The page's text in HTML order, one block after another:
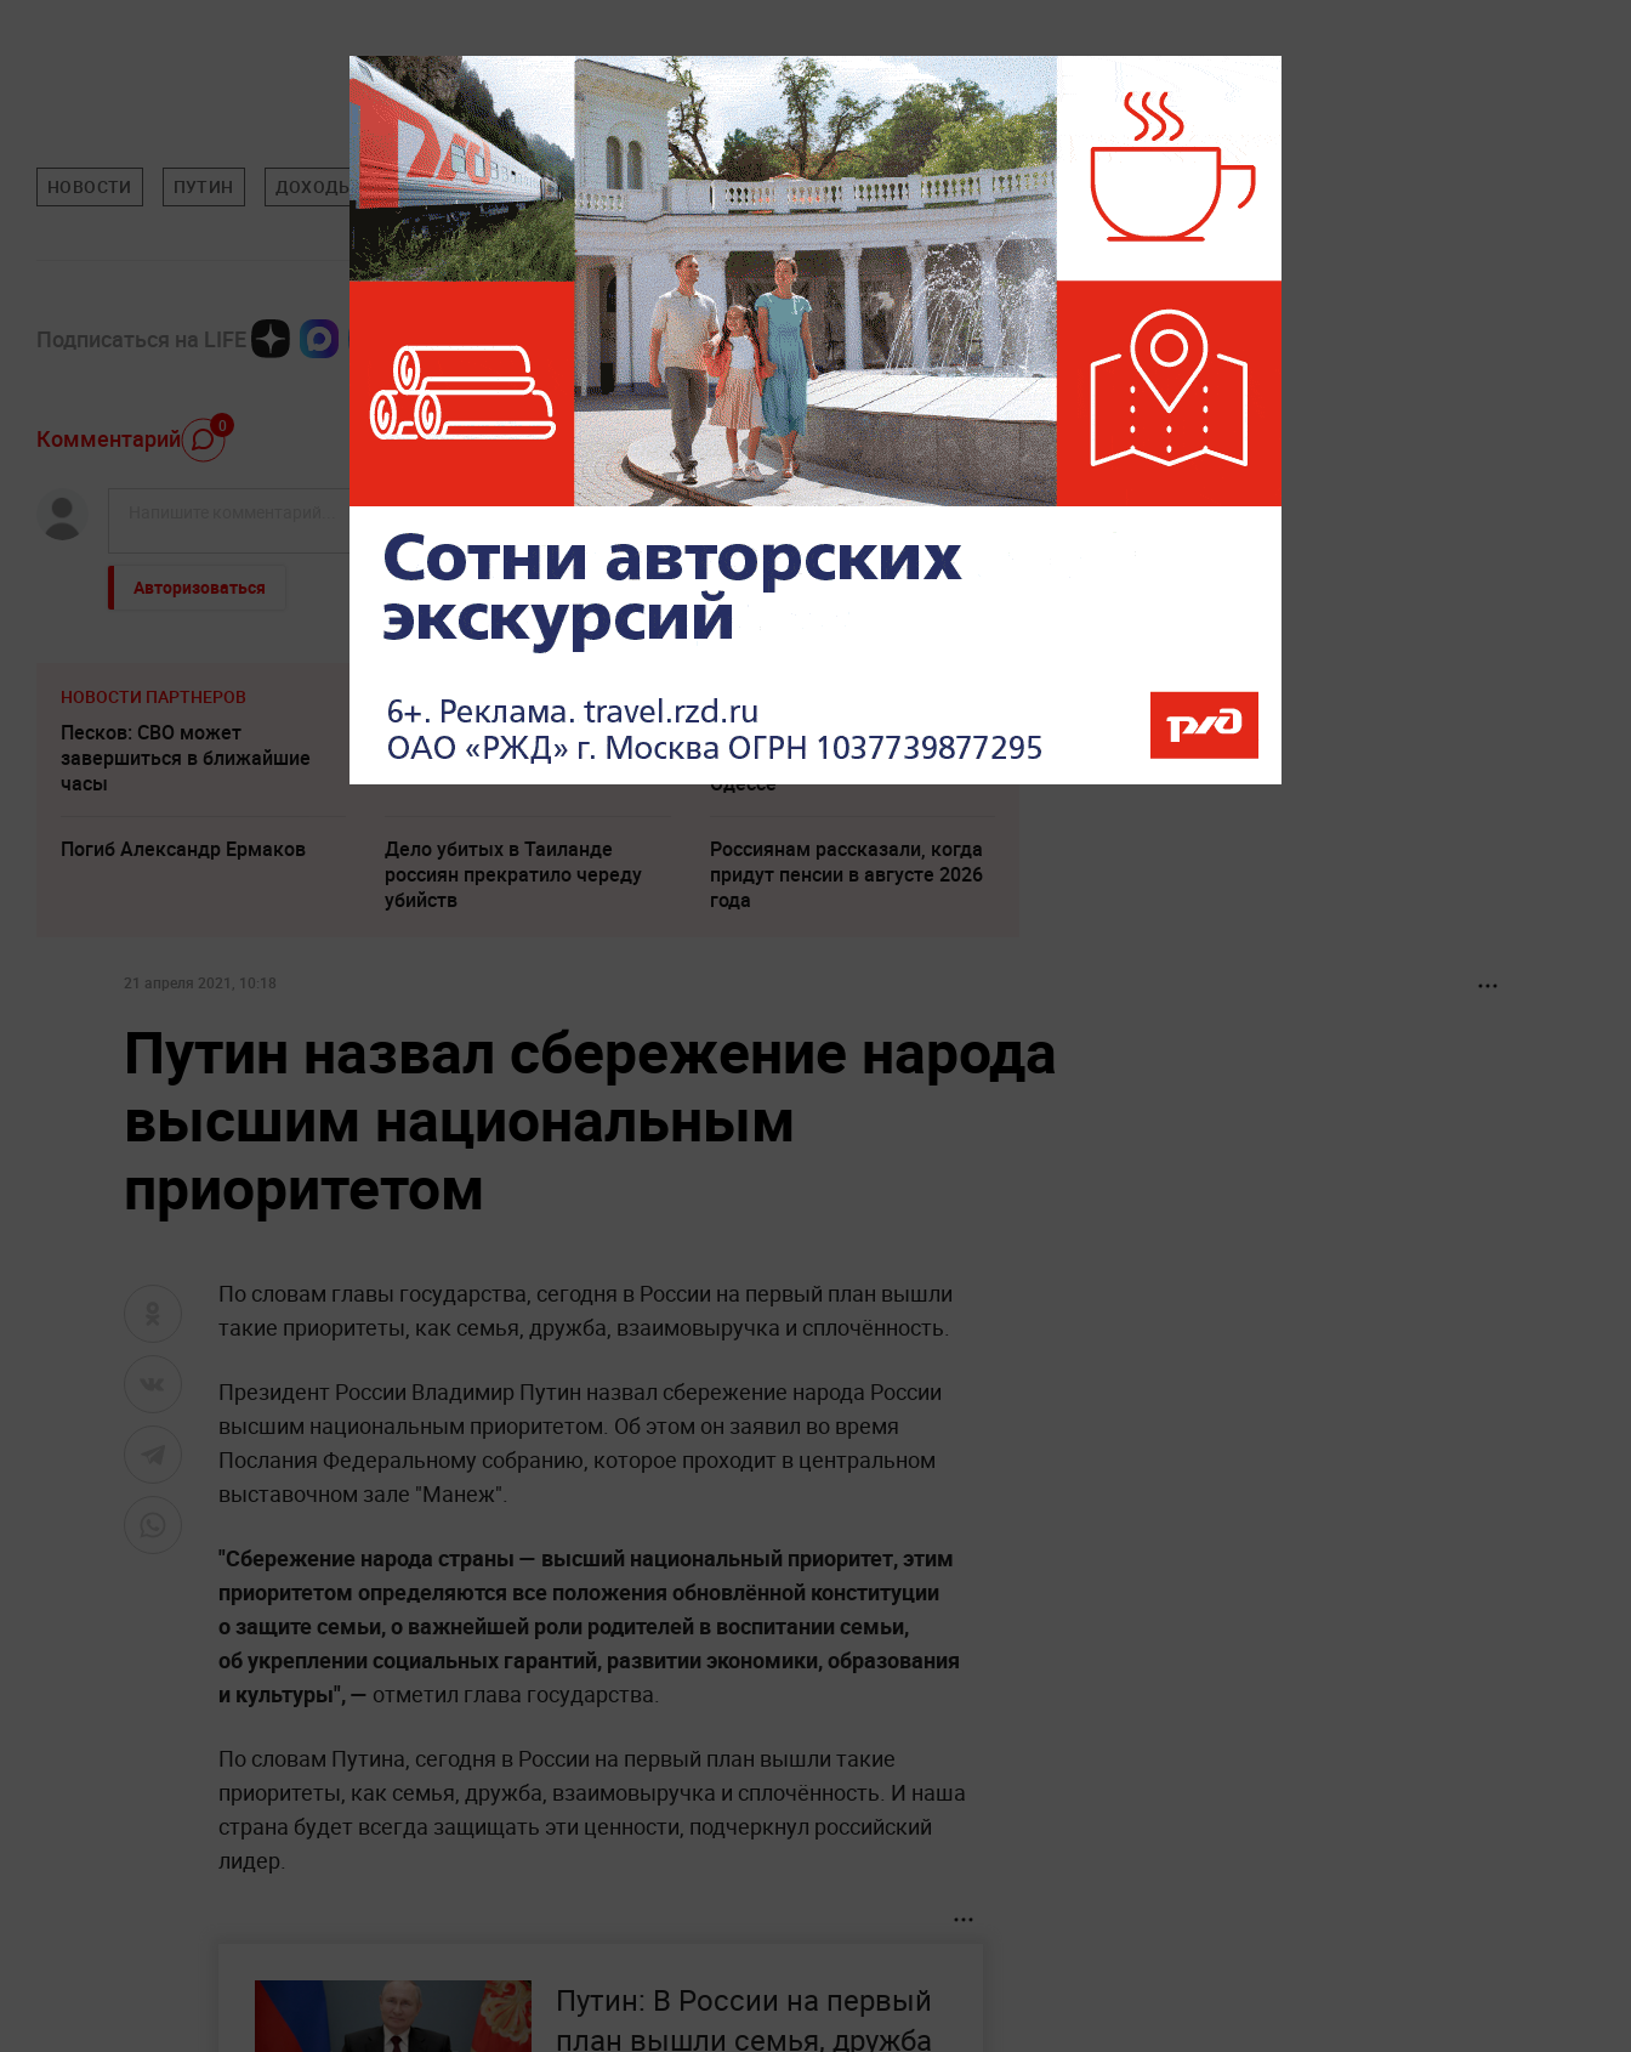
НОВОСТИ ПУТИН ДОХОДЫ ОБЩЕСТВО ЭКОНОМИКА
Подписаться на LIFE
Комментарий 0
Авторизоваться
НОВОСТИ ПАРТНЕРОВ
Песков: СВО может
завершиться в ближайшие
часы
Соседов: Пугачева
безнадежно постарела
"Никто не полезет": британцев
потрясло происходящее в
Одессе
Погиб Александр Ермаков
Дело убитых в Таиланде
россиян прекратило череду
убийств
Россиянам рассказали, когда
придут пенсии в августе 2026
года
21 апреля 2021, 10:18
Путин назвал сбережение народа
высшим национальным
приоритетом
По словам главы государства, сегодня в России на первый план вышли
такие приоритеты, как семья, дружба, взаимовыручка и сплочённость.
Президент России Владимир Путин назвал сбережение народа России
высшим национальным приоритетом. Об этом он заявил во время
Послания Федеральному собранию, которое проходит в центральном
выставочном зале "Манеж".
"Сбережение народа страны — высший национальный приоритет, этим
приоритетом определяются все положения обновлённой конституции
о защите семьи, о важнейшей роли родителей в воспитании семьи,
об укреплении социальных гарантий, развитии экономики, образования
и культуры", — отметил глава государства.
По словам Путина, сегодня в России на первый план вышли такие
приоритеты, как семья, дружба, взаимовыручка и сплочённость. И наша
страна будет всегда защищать эти ценности, подчеркнул российский
лидер.
Путин: В России на первый
план вышли семья, дружба